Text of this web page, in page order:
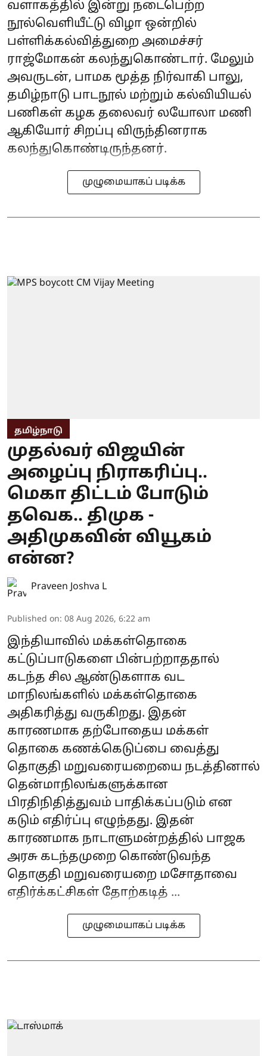
வளாகத்தில் இன்று நடைபெற்ற
நூல்வெளியீட்டு விழா ஒன்றில்
பள்ளிக்கல்வித்துறை அமைச்சர்
ராஜ்மோகன் கலந்துகொண்டார். மேலும்
அவருடன், பாமக மூத்த நிர்வாகி பாலு,
தமிழ்நாடு பாடநூல் மற்றும் கல்வியியல்
பணிகள் கழக தலைவர் லயோலா மணி
ஆகியோர் சிறப்பு விருந்தினராக
கலந்துகொண்டிருந்தனர்.
முழுமையாகப் படிக்க
தமிழ்நாடு
முதல்வர் விஜயின்
அழைப்பு நிராகரிப்பு..
மெகா திட்டம் போடும்
தவெக.. திமுக -
அதிமுகவின் வியூகம்
என்ன?
Praveen Joshva L
Published on: 08 Aug 2026, 6:22 am
இந்தியாவில் மக்கள்தொகை
கட்டுப்பாடுகளை பின்பற்றாததால்
கடந்த சில ஆண்டுகளாக வட
மாநிலங்களில் மக்கள்தொகை
அதிகரித்து வருகிறது. இதன்
காரணமாக தற்போதைய மக்கள்
தொகை கணக்கெடுப்பை வைத்து
தொகுதி மறுவரையறையை நடத்தினால்
தென்மாநிலங்களுக்கான
பிரதிநிதித்துவம் பாதிக்கப்படும் என
கடும் எதிர்ப்பு எழுந்தது. இதன்
காரணமாக நாடாளுமன்றத்தில் பாஜக
அரசு கடந்தமுறை கொண்டுவந்த
தொகுதி மறுவரையறை மசோதாவை
எதிர்க்கட்சிகள் தோற்கடித் ...
முழுமையாகப் படிக்க